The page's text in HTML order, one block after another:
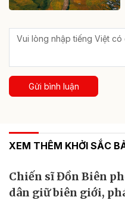
Gửi bình luận
XEM THÊM KHỞI SẮC
Chiến sĩ Đồn Biên
dân giữ biên giới,